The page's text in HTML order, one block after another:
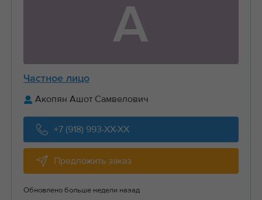
А
Частное лицо
Акопян Ашот Самвелович
+7 (918) 993-XX-XX
Предложить заказ
Обновлено больше недели назад